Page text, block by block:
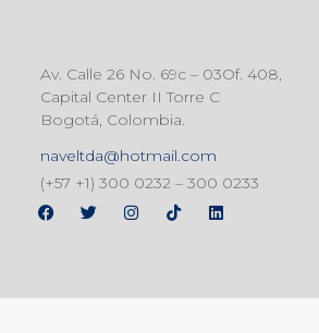
Av. Calle 26 No. 69c – 03Of. 408,
Capital Center II Torre C
Bogotá, Colombia.
naveltda@hotmail.com
(+57 +1) 300 0232 – 300 0233